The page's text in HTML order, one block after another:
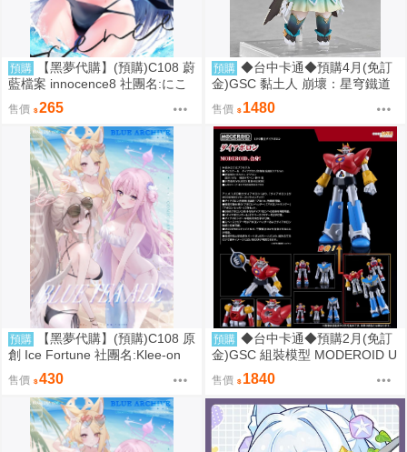
預購
【黑夢代購】(預購)C108 蔚
藍檔案 innocence8 社團名:にこ
にこげんき 繪師:子野日
售價 265
預購 ◆台中卡通◆預購4月(免訂
金)GSC 黏土人 崩壞：星穹鐵道
流螢 0906
售價 1480
預購
【黑夢代購】(預購)C108 原
創 Ice Fortune 社團名:Klee-on
繪師:Klee-on
售價 430
預購 ◆台中卡通◆預購2月(免訂
金)GSC 組裝模型 MODEROID U
FO戰士阿波羅 大阿波羅 0906
售價 1840